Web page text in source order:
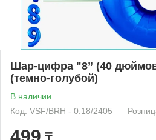
Шар-цифра "8” (40
(темно-голубой)
В наличии
Код: VSF/BRH - 0.18/2405
499